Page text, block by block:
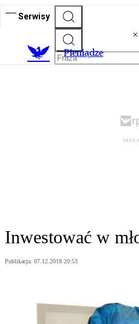
Serwisy
Pieniądze
Inwestować w
Publikacja: 07.12.2018 20:53